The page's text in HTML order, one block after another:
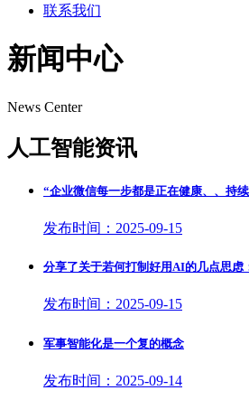
联系我们
新闻中心
News Center
人工智能资讯
“企业微信每一步都是正在健康、、持
发布时间：2025-09-15
分享了关于若何打制好用AI的几点思虑
发布时间：2025-09-15
军事智能化是一个复的概念
发布时间：2025-09-14